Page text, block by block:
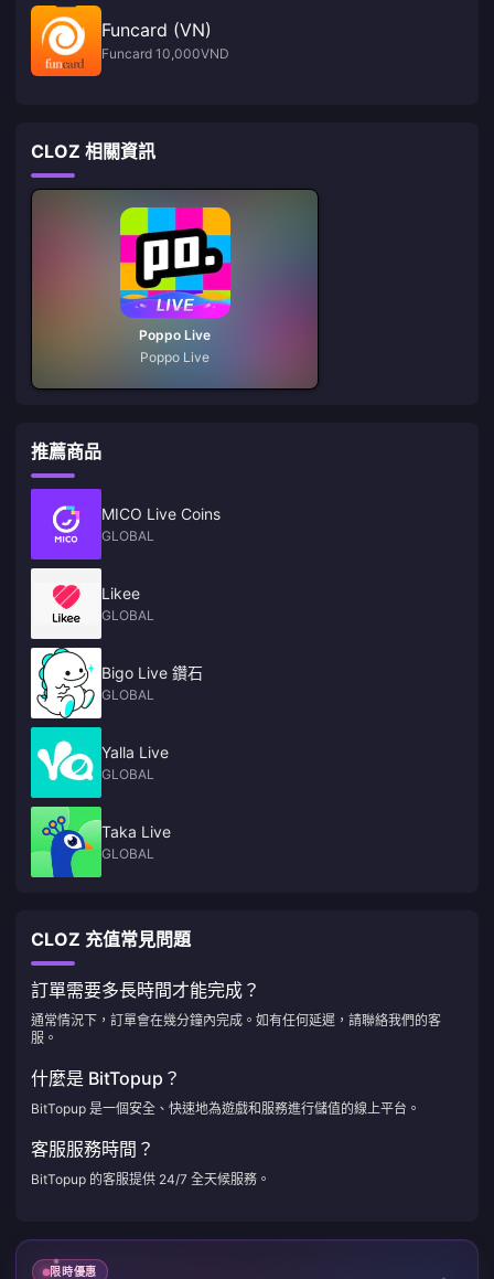
Funcard (VN)
Funcard 10,000VND
CLOZ 相關資訊
Poppo Live
Poppo Live
推薦商品
MICO Live Coins
GLOBAL
Likee
GLOBAL
Bigo Live 鑽石
GLOBAL
Yalla Live
GLOBAL
Taka Live
GLOBAL
CLOZ 充值常見問題
訂單需要多長時間才能完成？
通常情況下，訂單會在幾分鐘內完成。如有任何延遲，請聯絡我們的客
服。
什麼是 BitTopup？
BitTopup 是一個安全、快速地為遊戲和服務進行儲值的線上平台。
客服服務時間？
BitTopup 的客服提供 24/7 全天候服務。
限時優惠